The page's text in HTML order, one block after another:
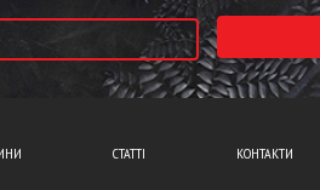
СТАТТІ КОНТАКТИ